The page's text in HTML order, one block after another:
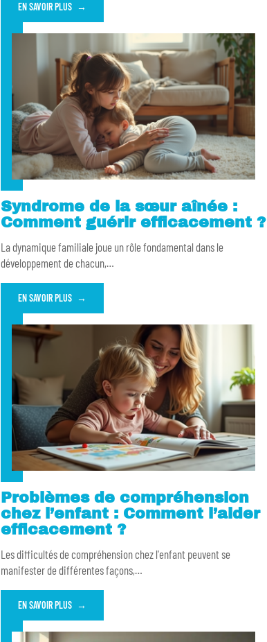
EN SAVOIR PLUS
Syndrome de la sœur aînée :
Comment guérir efficacement ?
La dynamique familiale joue un rôle fondamental dans le
développement de chacun,…
EN SAVOIR PLUS
Problèmes de compréhension
chez l’enfant : Comment l’aider
efficacement ?
Les difficultés de compréhension chez l'enfant peuvent se
manifester de différentes façons,…
EN SAVOIR PLUS